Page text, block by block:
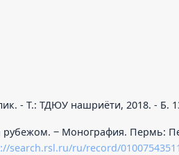
- Т.: ТДЮУ нашриёти, 2018. - Б.
рубежом. ‒ Монография. Пермь:
search.rsl.ru/ru/record/01007543511